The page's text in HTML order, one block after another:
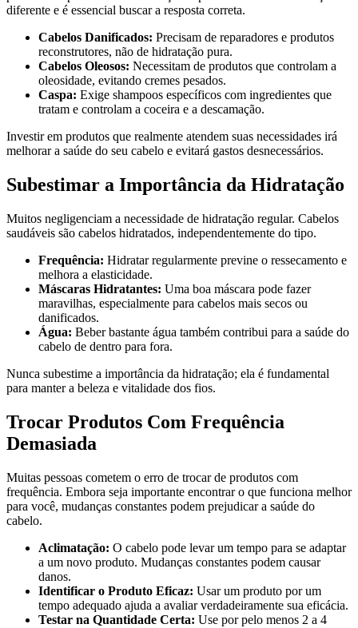
diferente e é essencial buscar a resposta correta.
Cabelos Danificados: Precisam de reparadores e produtos
reconstrutores, não de hidratação pura.
Cabelos Oleosos: Necessitam de produtos que controlam a
oleosidade, evitando cremes pesados.
Caspa: Exige shampoos específicos com ingredientes que
tratam e controlam a coceira e a descamação.
Investir em produtos que realmente atendem suas necessidades irá
melhorar a saúde do seu cabelo e evitará gastos desnecessários.
Subestimar a Importância da Hidratação
Muitos negligenciam a necessidade de hidratação regular. Cabelos
saudáveis são cabelos hidratados, independentemente do tipo.
Frequência: Hidratar regularmente previne o ressecamento e
melhora a elasticidade.
Máscaras Hidratantes: Uma boa máscara pode fazer
maravilhas, especialmente para cabelos mais secos ou
danificados.
Água: Beber bastante água também contribui para a saúde do
cabelo de dentro para fora.
Nunca subestime a importância da hidratação; ela é fundamental
para manter a beleza e vitalidade dos fios.
Trocar Produtos Com Frequência
Demasiada
Muitas pessoas cometem o erro de trocar de produtos com
frequência. Embora seja importante encontrar o que funciona melhor
para você, mudanças constantes podem prejudicar a saúde do
cabelo.
Aclimatação: O cabelo pode levar um tempo para se adaptar
a um novo produto. Mudanças constantes podem causar
danos.
Identificar o Produto Eficaz: Usar um produto por um
tempo adequado ajuda a avaliar verdadeiramente sua eficácia.
Testar na Quantidade Certa: Use por pelo menos 2 a 4